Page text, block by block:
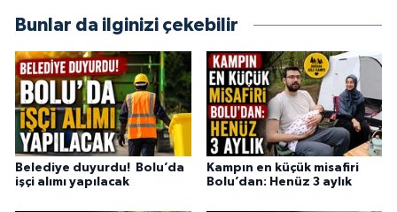
Bunlar da ilginizi çekebilir
Belediye duyurdu! Bolu’da
işçi alımı yapılacak
Kampın en küçük misafiri
Bolu’dan: Henüz 3 aylık